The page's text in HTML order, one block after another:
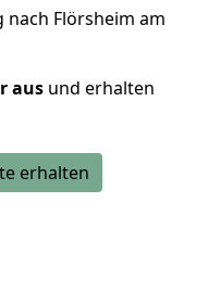
Flörsheim am
aus und erhalten
erhalten